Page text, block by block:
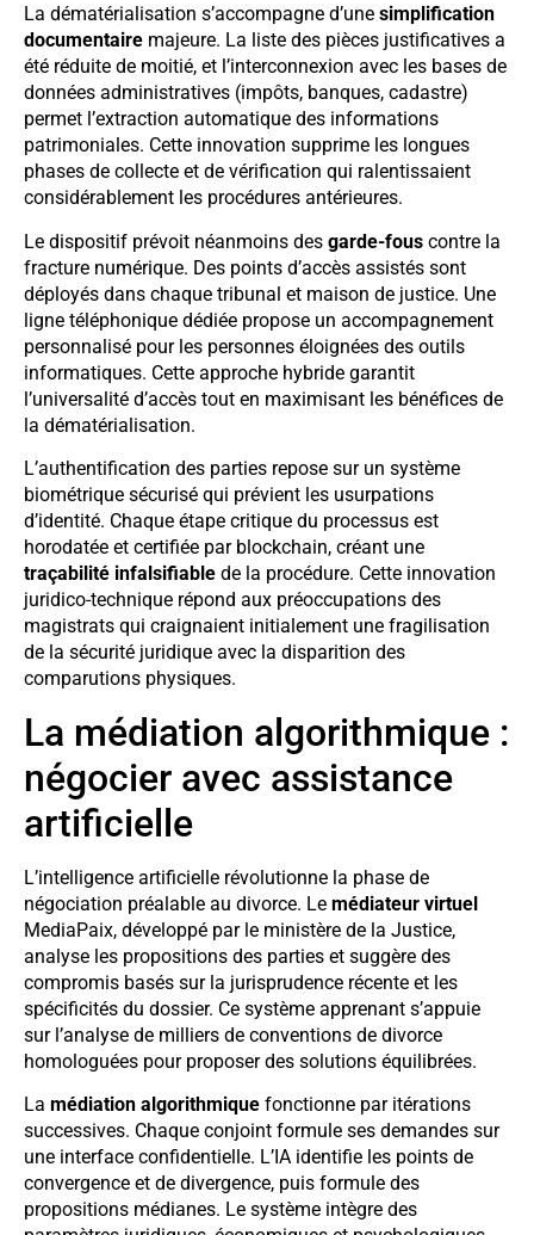
La dématérialisation s’accompagne d’une simplification
documentaire majeure. La liste des pièces justificatives a
été réduite de moitié, et l’interconnexion avec les bases de
données administratives (impôts, banques, cadastre)
permet l’extraction automatique des informations
patrimoniales. Cette innovation supprime les longues
phases de collecte et de vérification qui ralentissaient
considérablement les procédures antérieures.
Le dispositif prévoit néanmoins des garde-fous contre la
fracture numérique. Des points d’accès assistés sont
déployés dans chaque tribunal et maison de justice. Une
ligne téléphonique dédiée propose un accompagnement
personnalisé pour les personnes éloignées des outils
informatiques. Cette approche hybride garantit
l’universalité d’accès tout en maximisant les bénéfices de
la dématérialisation.
L’authentification des parties repose sur un système
biométrique sécurisé qui prévient les usurpations
d’identité. Chaque étape critique du processus est
horodatée et certifiée par blockchain, créant une
traçabilité infalsifiable de la procédure. Cette innovation
juridico-technique répond aux préoccupations des
magistrats qui craignaient initialement une fragilisation
de la sécurité juridique avec la disparition des
comparutions physiques.
La médiation algorithmique :
négocier avec assistance
artificielle
L’intelligence artificielle révolutionne la phase de
négociation préalable au divorce. Le médiateur virtuel
MediaPaix, développé par le ministère de la Justice,
analyse les propositions des parties et suggère des
compromis basés sur la jurisprudence récente et les
spécificités du dossier. Ce système apprenant s’appuie
sur l’analyse de milliers de conventions de divorce
homologuées pour proposer des solutions équilibrées.
La médiation algorithmique fonctionne par itérations
successives. Chaque conjoint formule ses demandes sur
une interface confidentielle. L’IA identifie les points de
convergence et de divergence, puis formule des
propositions médianes. Le système intègre des